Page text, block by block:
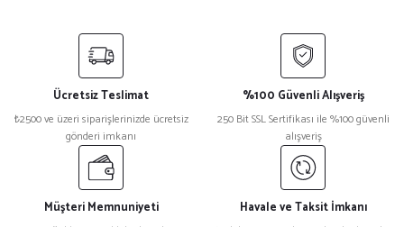
Ücretsiz Teslimat
₺2500 ve üzeri siparişlerinizde ücretsiz
gönderi imkanı
%100 Güvenli Alışveriş
250 Bit SSL Sertifikası ile %100 güvenli
alışveriş
Müşteri Memnuniyeti Havale ve Taksit İmkanı